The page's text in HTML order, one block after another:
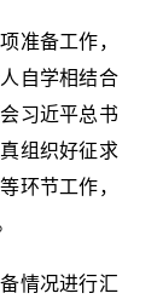
准备工作，
自学相结合
习近平总书
组织好征求
环节工作，
情况进行汇